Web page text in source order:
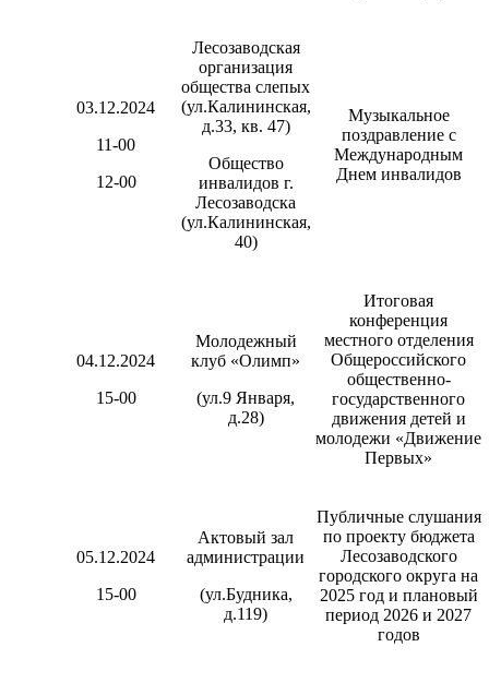
03.12.2024
11-00
12-00
Лесозаводская
организация
общества слепых
(ул.Калининская,
д.33, кв. 47)
Общество
инвалидов г.
Лесозаводска
(ул.Калининская,
40)
Музыкальное
поздравление с
Международным
Днем инвалидов
04.12.2024
15-00
Молодежный
клуб «Олимп»
(ул.9 Января,
д.28)
Итоговая
конференция
местного отделения
Общероссийского
общественно-
государственного
движения детей и
молодежи «Движение
Первых»
05.12.2024
15-00
Актовый зал
администрации
(ул.Будника,
д.119)
Публичные слушания
по проекту бюджета
Лесозаводского
городского округа на
2025 год и плановый
период 2026 и 2027
годов